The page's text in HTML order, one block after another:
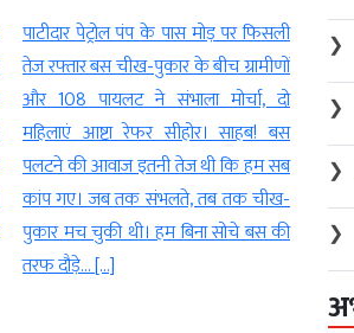
पाटीदार पेट्रोल पंप के पास मोड़ पर फिसली
तेज रफ्तार बस चीख-पुकार के बीच ग्रामीणों
और 108 पायलट ने संभाला मोर्चा, दो
महिलाएं आष्टा रेफर सीहोर। साहब! बस
पलटने की आवाज इतनी तेज थी कि हम सब
कांप गए। जब तक संभलते, तब तक चीख-
पुकार मच चुकी थी। हम बिना सोचे बस की
तरफ दौड़े… […]
❯
❯
❯
❯